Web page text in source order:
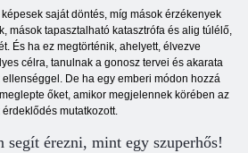
saját döntés, míg mások érzékenyek
mások tapasztalható katasztrófa és alig túlélő,
És ha ez megtörténik, ahelyett, élvezve
célra, tanulnak a gonosz tervei és akarata
De ha egy emberi módon hozzá
őket, amikor megjelennek körében az
mutatkozott.
segít érezni, mint egy szuperhős!